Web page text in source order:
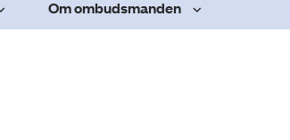
Om ombudsmanden